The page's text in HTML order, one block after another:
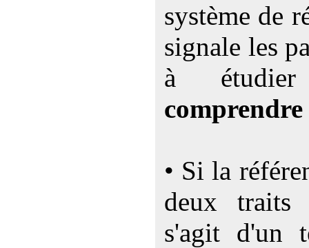
système de
signale les
à
comprendre
• Si la
deux
s'agit d'un